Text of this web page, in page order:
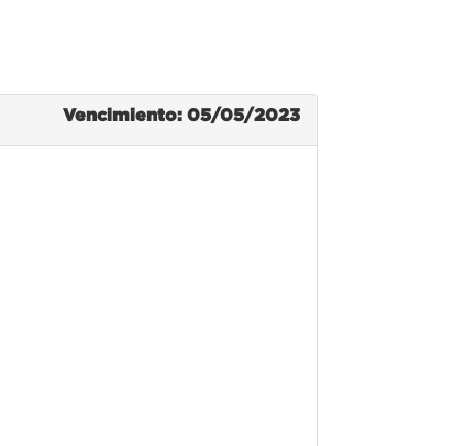
Vencimiento: 05/05/2023